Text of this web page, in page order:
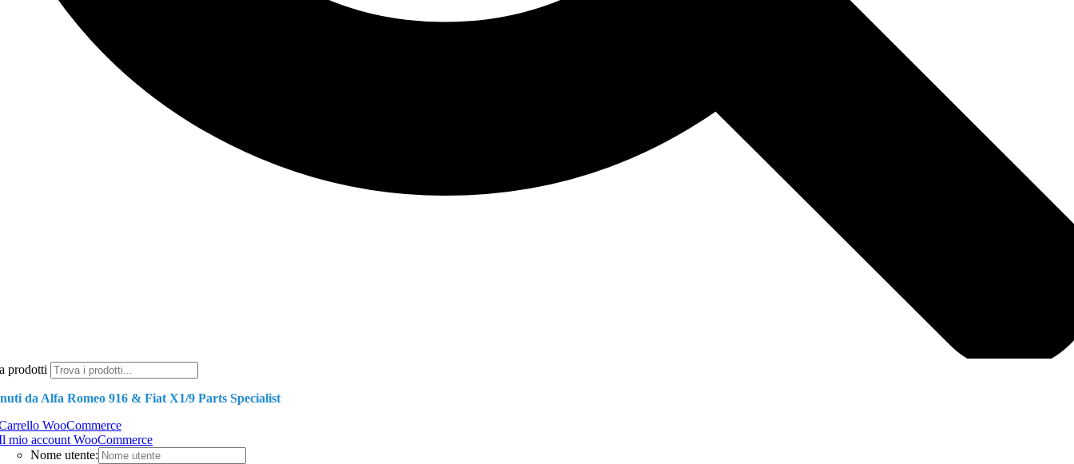
prodotti
da Alfa Romeo 916 & Fiat X1/9 Parts Specialist
WooCommerce
mio account WooCommerce
Nome utente: